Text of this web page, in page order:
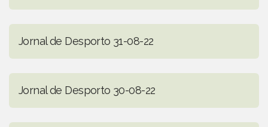
Jornal de Desporto 31-08-22
Jornal de Desporto 30-08-22